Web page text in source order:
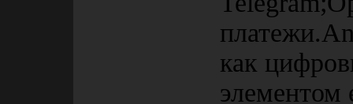
как
элементом